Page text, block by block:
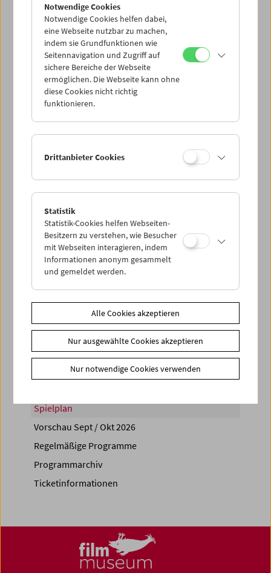
Di 19.7.
Mi 20.7.
Do 21.7.
Sa 23.7.
PROGRAMM ÜBERBLICK
Share on
Spielplan
Vorschau Sept / Okt 2026
Regelmäßige Programme
Programmarchiv
Ticketinformationen
Notwendige Cookies
Notwendige Cookies helfen dabei,
eine Webseite nutzbar zu machen,
indem sie Grundfunktionen wie
Seitennavigation und Zugriff auf
sichere Bereiche der Webseite
ermöglichen. Die Webseite kann ohne
diese Cookies nicht richtig
funktionieren.
Drittanbieter Cookies
Statistik
Statistik-Cookies helfen Webseiten-
Besitzern zu verstehen, wie Besucher
mit Webseiten interagieren, indem
Informationen anonym gesammelt
und gemeldet werden.
Alle Cookies akzeptieren
Nur ausgewählte Cookies akzeptieren
Nur notwendige Cookies verwenden